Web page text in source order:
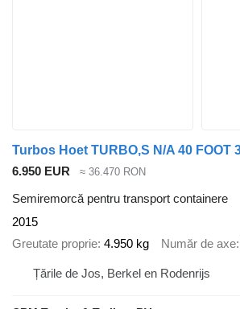
6.950 EUR ≈ 36.470 RON
Semiremorcă pentru transport containere
2015
Greutate proprie 4.950 kg Număr de axe
Țările de Jos, Berkel en Rodenrijs